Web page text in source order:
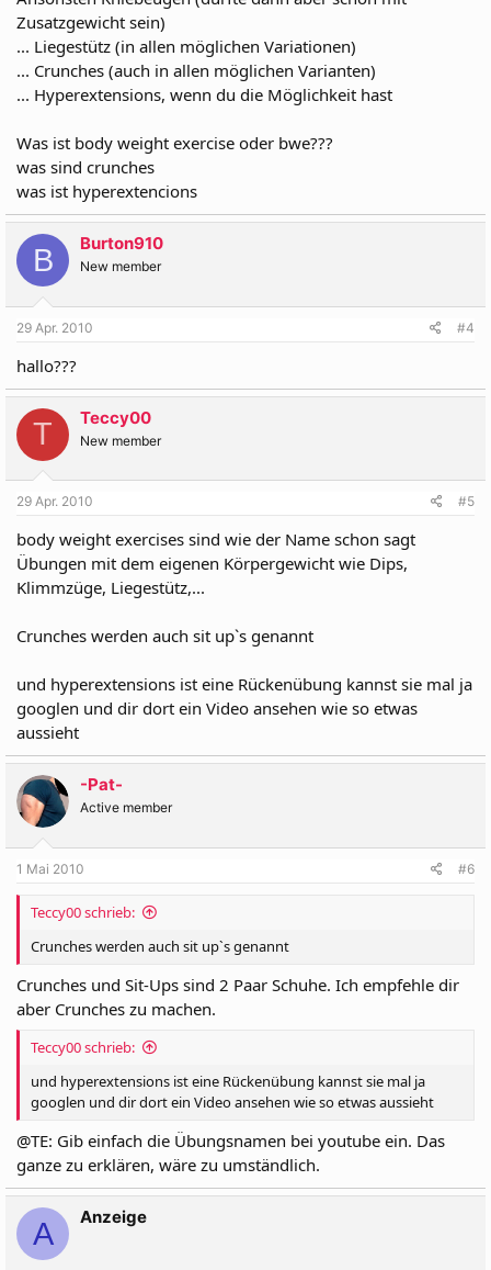
Zusatzgewicht sein)
... Liegestütz (in allen möglichen Variationen)
... Crunches (auch in allen möglichen Varianten)
... Hyperextensions, wenn du die Möglichkeit hast
Was ist body weight exercise oder bwe???
was sind crunches
was ist hyperextencions
B Burton910
New member
29 Apr. 2010 #4
hallo???
T Teccy00
New member
29 Apr. 2010 #5
body weight exercises sind wie der Name schon sagt
Übungen mit dem eigenen Körpergewicht wie Dips,
Klimmzüge, Liegestütz,...
Crunches werden auch sit up`s genannt
und hyperextensions ist eine Rückenübung kannst sie mal ja
googlen und dir dort ein Video ansehen wie so etwas
aussieht
-Pat-
Active member
1 Mai 2010 #6
Teccy00 schrieb:
Crunches werden auch sit up`s genannt
Crunches und Sit-Ups sind 2 Paar Schuhe. Ich empfehle dir
aber Crunches zu machen.
Teccy00 schrieb:
und hyperextensions ist eine Rückenübung kannst sie mal ja
googlen und dir dort ein Video ansehen wie so etwas aussieht
@TE: Gib einfach die Übungsnamen bei youtube ein. Das
ganze zu erklären, wäre zu umständlich.
A Anzeige